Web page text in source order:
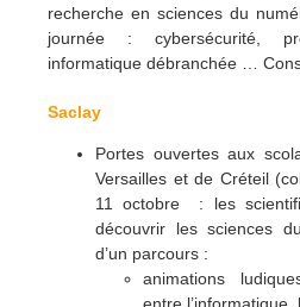
recherche en sciences du
journée : cybersécurité,
informatique débranchée …
Saclay
Portes ouvertes aux
Versailles et de Créteil
11 octobre : les
découvrir les sciences
d’un parcours :
animations